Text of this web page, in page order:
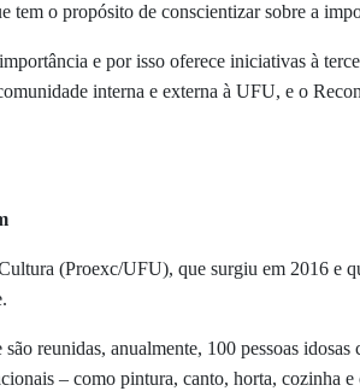
o propósito de conscientizar sobre a
e por isso oferece iniciativas à
interna e externa à UFU, e o
(Proexc/UFU), que surgiu em 2016 e
reunidas, anualmente, 100 pessoas
– como pintura, canto, horta, cozinha